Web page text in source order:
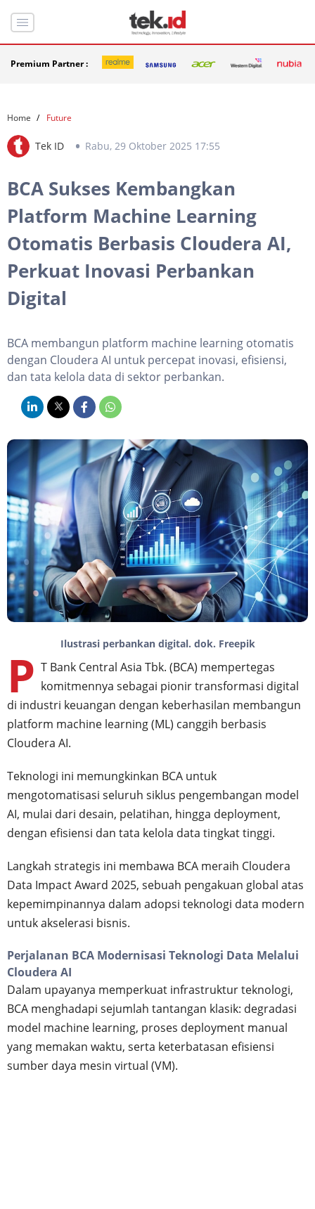
Premium Partner :
Home Future
Tek ID Rabu, 29 Oktober 2025 17:55
BCA Sukses Kembangkan
Platform Machine Learning
Otomatis Berbasis Cloudera AI,
Perkuat Inovasi Perbankan
Digital
BCA membangun platform machine learning otomatis
dengan Cloudera AI untuk percepat inovasi, efisiensi,
dan tata kelola data di sektor perbankan.
Ilustrasi perbankan digital. dok. Freepik
P T Bank Central Asia Tbk. (BCA) mempertegas
komitmennya sebagai pionir transformasi digital
di industri keuangan dengan keberhasilan membangun
platform machine learning (ML) canggih berbasis
Cloudera AI.
Teknologi ini memungkinkan BCA untuk
mengotomatisasi seluruh siklus pengembangan model
AI, mulai dari desain, pelatihan, hingga deployment,
dengan efisiensi dan tata kelola data tingkat tinggi.
Langkah strategis ini membawa BCA meraih Cloudera
Data Impact Award 2025, sebuah pengakuan global atas
kepemimpinannya dalam adopsi teknologi data modern
untuk akselerasi bisnis.
Perjalanan BCA Modernisasi Teknologi Data Melalui
Cloudera AI
Dalam upayanya memperkuat infrastruktur teknologi,
BCA menghadapi sejumlah tantangan klasik: degradasi
model machine learning, proses deployment manual
yang memakan waktu, serta keterbatasan efisiensi
sumber daya mesin virtual (VM).